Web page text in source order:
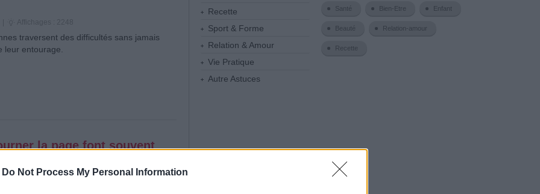
Do Not Process My Personal Information
traversent des difficultés sans jamais
leur entourage.
la page font souvent
Recette
Sport & Forme
Relation & Amour
Vie Pratique
Autre Astuces
Santé Bien-Etre Enfant
Beauté Relation-amour
Recette